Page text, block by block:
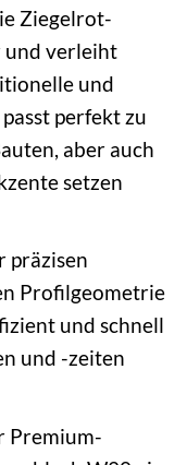
Ziegelrot-
und verleiht
und
perfekt zu
aber auch
setzen
präzisen
Profilgeometrie
und schnell
und -zeiten
Premium-